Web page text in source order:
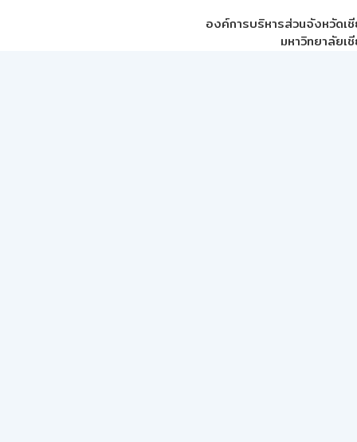
องค์การบริหารส่วนจังหวัดเ
มหาวิทยาลัยเ